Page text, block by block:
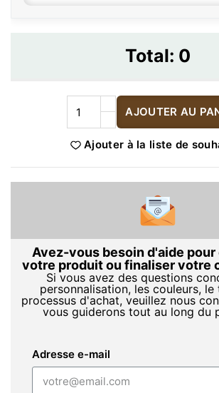
Total: 0
AJOUTER AU
Ajouter à la liste de
Avez-vous besoin d'aide
votre produit ou finaliser votre
Si vous avez des questions
personnalisation, les couleurs,
processus d'achat, veuillez nous
vous guiderons tout au long du
Adresse e-mail